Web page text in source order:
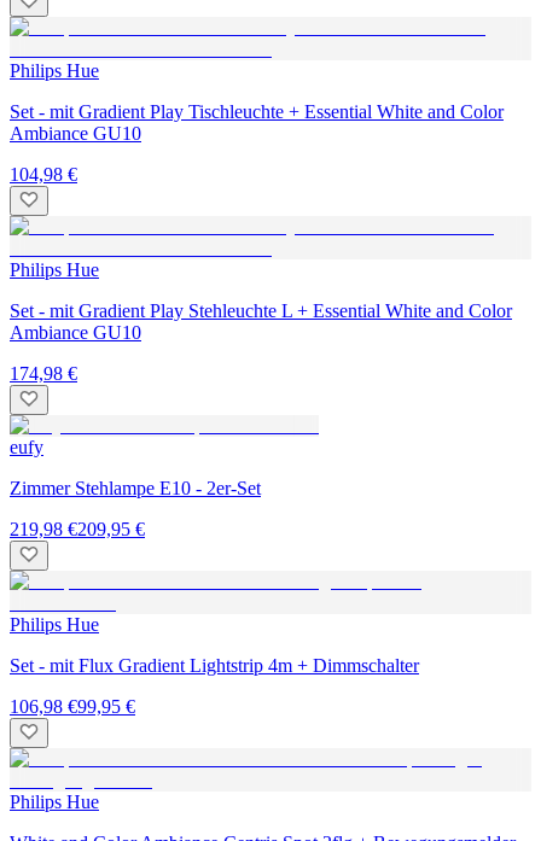
Philips Hue
Set - mit Gradient Play Tischleuchte + Essential White and Color
Ambiance GU10
104,98 €
Philips Hue
Set - mit Gradient Play Stehleuchte L + Essential White and Color
Ambiance GU10
174,98 €
eufy
Zimmer Stehlampe E10 - 2er-Set
219,98 €209,95 €
Philips Hue
Set - mit Flux Gradient Lightstrip 4m + Dimmschalter
106,98 €99,95 €
Philips Hue